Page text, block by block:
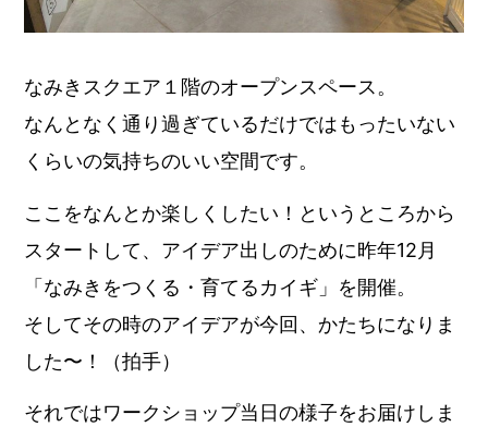
なみきスクエア１階のオープンスペース。
なんとなく通り過ぎているだけではもったいない
くらいの気持ちのいい空間です。
ここをなんとか楽しくしたい！というところから
スタートして、アイデア出しのために昨年12月
「なみきをつくる・育てるカイギ」を開催。
そしてその時のアイデアが今回、かたちになりま
した〜！（拍手）
それではワークショップ当日の様子をお届けしま